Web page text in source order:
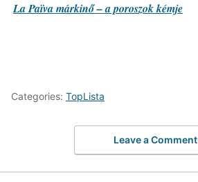
La Païva márkinő – a poroszok kémje
Categories: TopLista
Leave a Comment